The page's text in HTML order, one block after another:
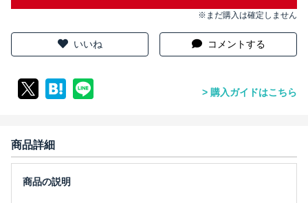
※まだ購入は確定しません
いいね コメントする
購入ガイドはこちら
商品詳細